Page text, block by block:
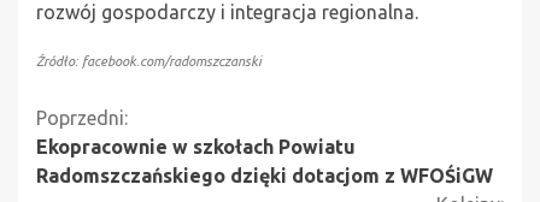
rozwój gospodarczy i integracja regionalna.
Źródło: facebook.com/radomszczanski
Kontynuuj
czytanie
Poprzedni:
Ekopracownie w szkołach Powiatu
Radomszczańskiego dzięki dotacjom z WFOŚiGW